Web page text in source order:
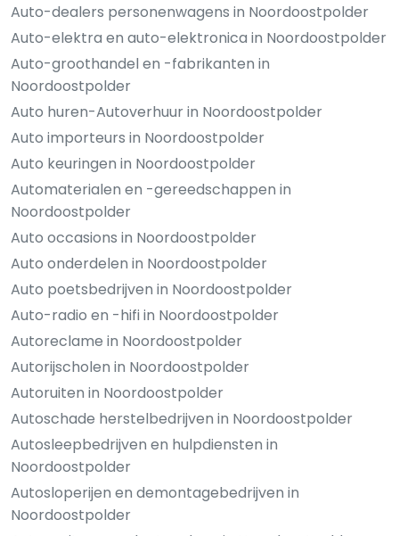
Auto-dealers personenwagens in Noordoostpolder
Auto-elektra en auto-elektronica in Noordoostpolder
Auto-groothandel en -fabrikanten in
Noordoostpolder
Auto huren-Autoverhuur in Noordoostpolder
Auto importeurs in Noordoostpolder
Auto keuringen in Noordoostpolder
Automaterialen en -gereedschappen in
Noordoostpolder
Auto occasions in Noordoostpolder
Auto onderdelen in Noordoostpolder
Auto poetsbedrijven in Noordoostpolder
Auto-radio en -hifi in Noordoostpolder
Autoreclame in Noordoostpolder
Autorijscholen in Noordoostpolder
Autoruiten in Noordoostpolder
Autoschade herstelbedrijven in Noordoostpolder
Autosleepbedrijven en hulpdiensten in
Noordoostpolder
Autosloperijen en demontagebedrijven in
Noordoostpolder